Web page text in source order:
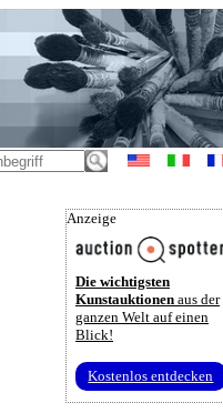
Anzeige
Die wichtigsten
Kunstauktionen aus der
ganzen Welt auf einen
Blick!
Kostenlos entdecken